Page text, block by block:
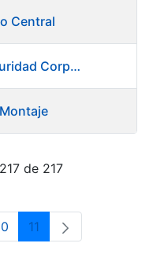
Central
FC 01/22 - Director/a de Seguridad Corporativa
de 217
Use TAB para
PáginaPágina
11